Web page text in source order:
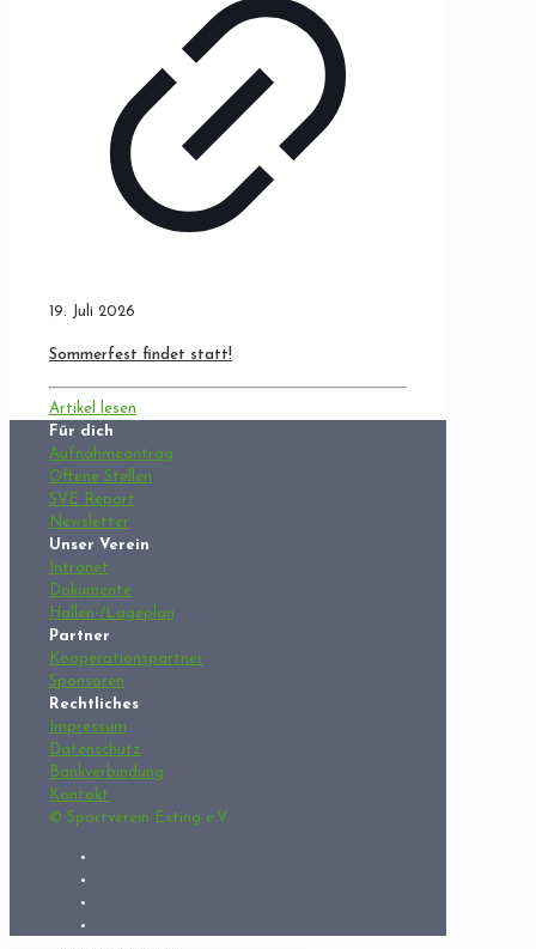
19. Juli 2026
Sommerfest findet statt!
Artikel lesen
Für dich
Aufnahmeantrag
Offene Stellen
SVE Report
Newsletter
Unser Verein
Intranet
Dokumente
Hallen-/Lageplan
Partner
Kooperationspartner
Sponsoren
Rechtliches
Impressum
Datenschutz
Bankverbindung
Kontakt
© Sportverein Esting e.V.